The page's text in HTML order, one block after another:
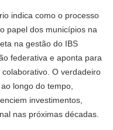
indica como o processo
papel dos municípios na
na gestão do IBS
federativa e aponta para
O verdadeiro
longo do tempo,
investimentos,
nas próximas décadas.